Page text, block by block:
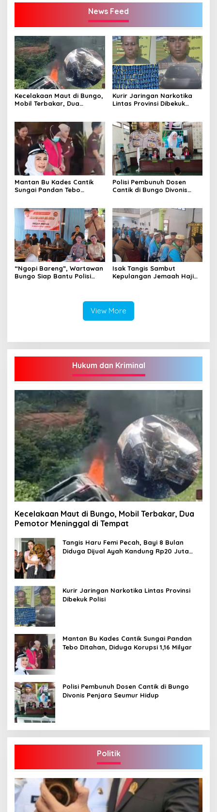
News Feed
Kecelakaan Maut di Bungo,
Mobil Terbakar, Dua
Kurir Jaringan Narkotika
Lintas Provinsi Dibekuk
Mantan Bu Kades Cantik
Sungai Pandan Tebo
Polisi Pembunuh Dosen
Cantik di Bungo Divonis
“Ngopi Bareng”, Wartawan
Bungo Siap Bantu Polisi
Isak Tangis Sambut
Kepulangan Jemaah Haji
View More
Hukum dan Kriminal
Kecelakaan Maut di Bungo, Mobil Terbakar, Dua
Pemotor Meninggal di Tempat
Tangis Haru Femi Pecah, Bayi 8 Bulan
Diduga Dijual Ayah Kandung Rp20 Juta
Kurir Jaringan Narkotika Lintas Provinsi
Dibekuk Polisi
Mantan Bu Kades Cantik Sungai Pandan
Tebo Ditahan, Diduga Korupsi 1,16 Milyar
Polisi Pembunuh Dosen Cantik di Bungo
Divonis Penjara Seumur Hidup
Politik